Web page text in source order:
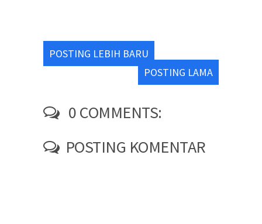
POSTING LEBIH BARU
POSTING LAMA
0 COMMENTS:
POSTING KOMENTAR